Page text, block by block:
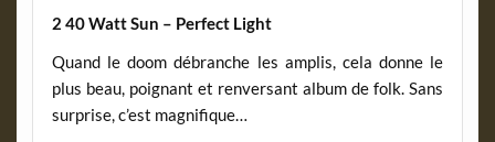
2 40 Watt Sun – Perfect Light
Quand le doom débranche les amplis, cela donne le
plus beau, poignant et renversant album de folk. Sans
surprise, c’est magnifique…